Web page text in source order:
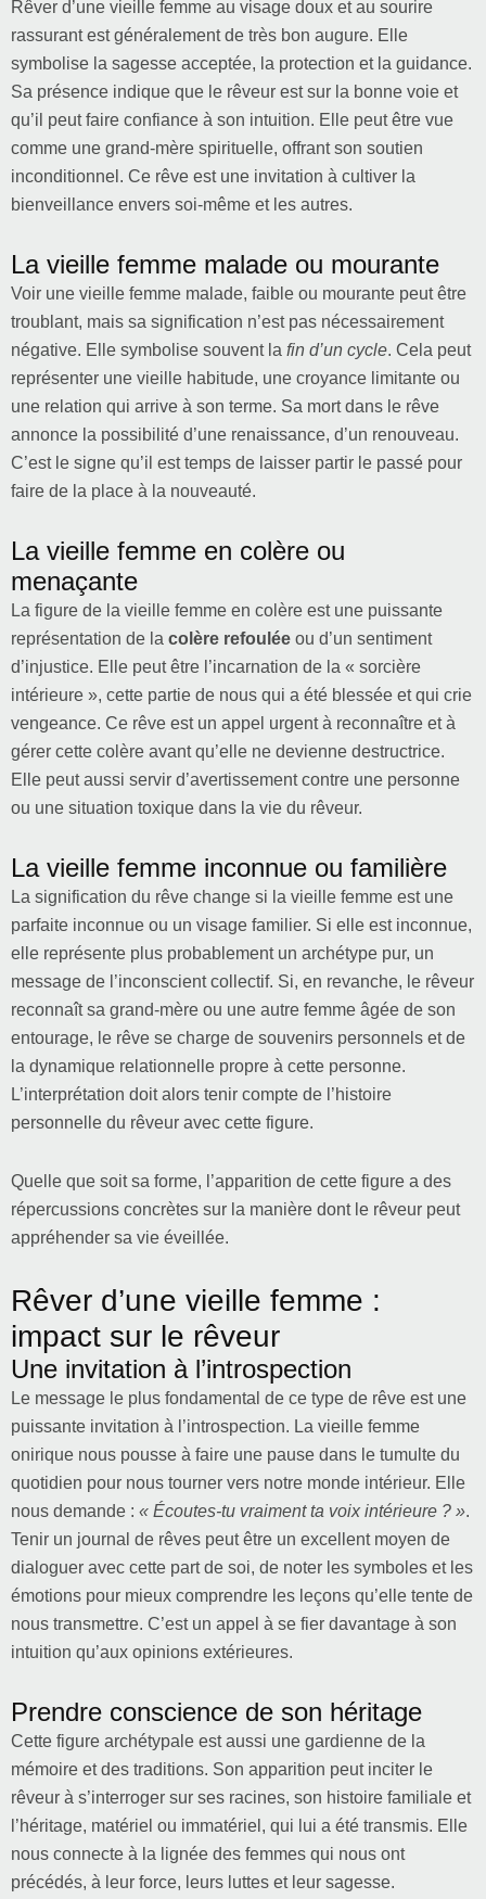
Rêver d’une vieille femme au visage doux et au sourire
rassurant est généralement de très bon augure. Elle
symbolise la sagesse acceptée, la protection et la guidance.
Sa présence indique que le rêveur est sur la bonne voie et
qu’il peut faire confiance à son intuition. Elle peut être vue
comme une grand-mère spirituelle, offrant son soutien
inconditionnel. Ce rêve est une invitation à cultiver la
bienveillance envers soi-même et les autres.
La vieille femme malade ou mourante
Voir une vieille femme malade, faible ou mourante peut être
troublant, mais sa signification n’est pas nécessairement
négative. Elle symbolise souvent la fin d’un cycle. Cela peut
représenter une vieille habitude, une croyance limitante ou
une relation qui arrive à son terme. Sa mort dans le rêve
annonce la possibilité d’une renaissance, d’un renouveau.
C’est le signe qu’il est temps de laisser partir le passé pour
faire de la place à la nouveauté.
La vieille femme en colère ou
menaçante
La figure de la vieille femme en colère est une puissante
représentation de la colère refoulée ou d’un sentiment
d’injustice. Elle peut être l’incarnation de la « sorcière
intérieure », cette partie de nous qui a été blessée et qui crie
vengeance. Ce rêve est un appel urgent à reconnaître et à
gérer cette colère avant qu’elle ne devienne destructrice.
Elle peut aussi servir d’avertissement contre une personne
ou une situation toxique dans la vie du rêveur.
La vieille femme inconnue ou familière
La signification du rêve change si la vieille femme est une
parfaite inconnue ou un visage familier. Si elle est inconnue,
elle représente plus probablement un archétype pur, un
message de l’inconscient collectif. Si, en revanche, le rêveur
reconnaît sa grand-mère ou une autre femme âgée de son
entourage, le rêve se charge de souvenirs personnels et de
la dynamique relationnelle propre à cette personne.
L’interprétation doit alors tenir compte de l’histoire
personnelle du rêveur avec cette figure.
Quelle que soit sa forme, l’apparition de cette figure a des
répercussions concrètes sur la manière dont le rêveur peut
appréhender sa vie éveillée.
Rêver d’une vieille femme :
impact sur le rêveur
Une invitation à l’introspection
Le message le plus fondamental de ce type de rêve est une
puissante invitation à l’introspection. La vieille femme
onirique nous pousse à faire une pause dans le tumulte du
quotidien pour nous tourner vers notre monde intérieur. Elle
nous demande : « Écoutes-tu vraiment ta voix intérieure ? ».
Tenir un journal de rêves peut être un excellent moyen de
dialoguer avec cette part de soi, de noter les symboles et les
émotions pour mieux comprendre les leçons qu’elle tente de
nous transmettre. C’est un appel à se fier davantage à son
intuition qu’aux opinions extérieures.
Prendre conscience de son héritage
Cette figure archétypale est aussi une gardienne de la
mémoire et des traditions. Son apparition peut inciter le
rêveur à s’interroger sur ses racines, son histoire familiale et
l’héritage, matériel ou immatériel, qui lui a été transmis. Elle
nous connecte à la lignée des femmes qui nous ont
précédés, à leur force, leurs luttes et leur sagesse.